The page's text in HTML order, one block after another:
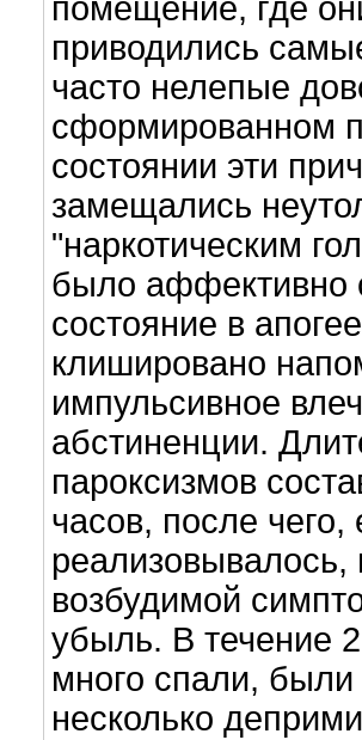
помещение, где
приводились
часто нелепые
сформированном
состоянии эти
замещались
"наркотическим
было аффективно
состояние в
клишировано
импульсивное
абстиненции.
пароксизмов
часов, после
реализовывалось,
возбудимой
убыль. В течение
много спали,
несколько